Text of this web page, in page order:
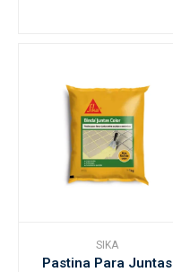
SIKA
Pastina Para Juntas